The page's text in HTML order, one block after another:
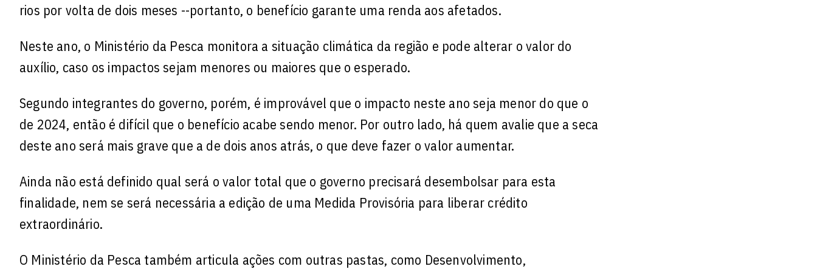
rios por volta de dois meses --portanto, o benefício garante uma renda aos afetados.
Neste ano, o Ministério da Pesca monitora a situação climática da região e pode alterar o valor do
auxílio, caso os impactos sejam menores ou maiores que o esperado.
Segundo integrantes do governo, porém, é improvável que o impacto neste ano seja menor do que o
de 2024, então é difícil que o benefício acabe sendo menor. Por outro lado, há quem avalie que a seca
deste ano será mais grave que a de dois anos atrás, o que deve fazer o valor aumentar.
Ainda não está definido qual será o valor total que o governo precisará desembolsar para esta
finalidade, nem se será necessária a edição de uma Medida Provisória para liberar crédito
extraordinário.
O Ministério da Pesca também articula ações com outras pastas, como Desenvolvimento,